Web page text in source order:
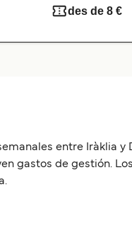
des de 8 €
entre Iràklia y
gastos de gestión.